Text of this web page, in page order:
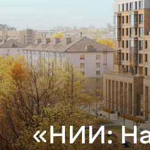
«НИИ: